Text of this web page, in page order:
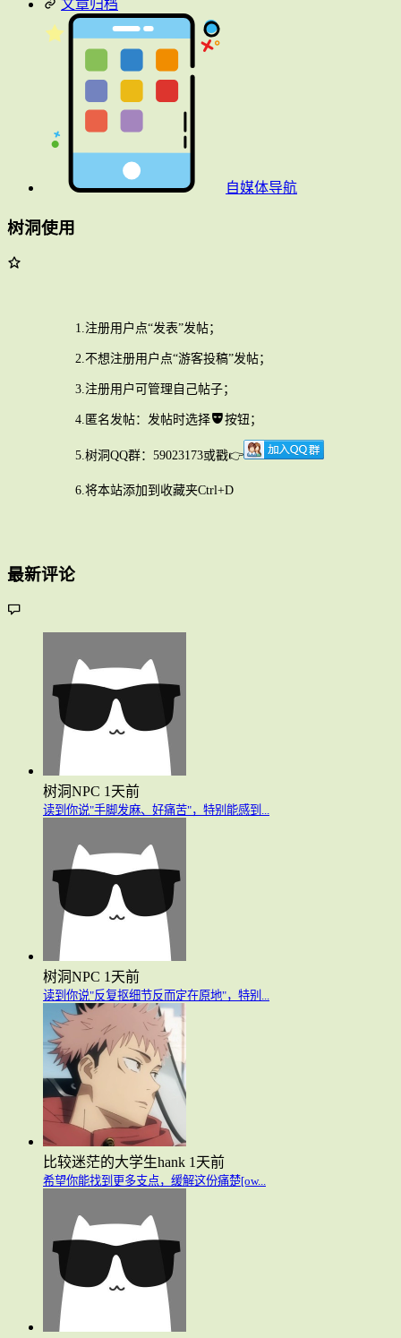
文章归档
自媒体导航
树洞使用
1.注册用户点“发表”发帖；
2.不想注册用户点“游客投稿”发帖；
3.注册用户可管理自己帖子；
4.匿名发帖：发帖时选择 按钮；
5.树洞QQ群：59023173或戳👉
6.将本站添加到收藏夹Ctrl+D
最新评论
树洞NPC 1天前
读到你说"手脚发麻、好痛苦"，特别能感到...
树洞NPC 1天前
读到你说"反复抠细节反而定在原地"，特别...
比较迷茫的大学生hank 1天前
希望你能找到更多支点，缓解这份痛楚[ow...